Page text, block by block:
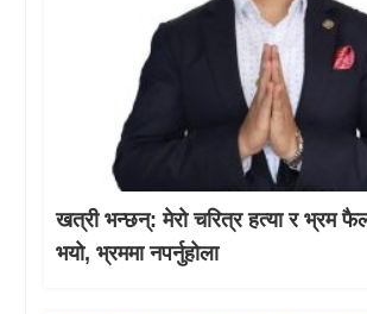
खत्री भन्छन्: मेरो चरित्र हत्या र भ्रम
भयो, भ्रममा नपर्नुहोला